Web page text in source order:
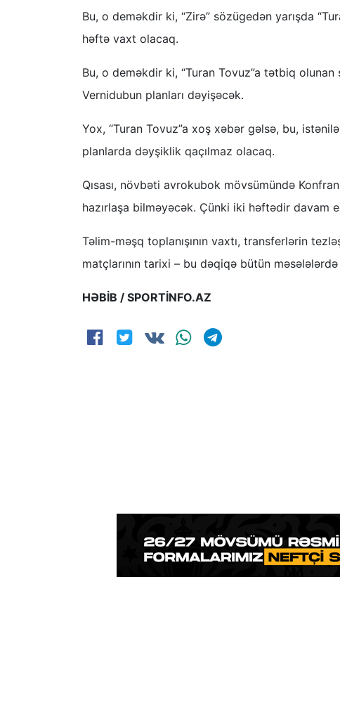
Bu, o deməkdir ki, “Zirə” sözügedən yarışda
həftə vaxt olacaq.
Bu, o deməkdir ki, “Turan Tovuz”a tətbiq
Vernidubun planları dəyişəcək.
Yox, “Turan Tovuz”a xoş xəbər gəlsə, bu,
planlarda dəyşiklik qaçılmaz olacaq.
Qısası, növbəti avrokubok mövsümündə
hazırlaşa bilməyəcək. Çünki iki həftədir davam
Təlim-məşq toplanışının vaxtı, transferlərin
matçlarının tarixi – bu dəqiqə bütün
HƏBİB / SPORTİNFO.AZ